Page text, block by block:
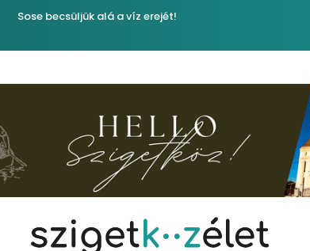
Közel tízezer fecske a morotva nádasában –